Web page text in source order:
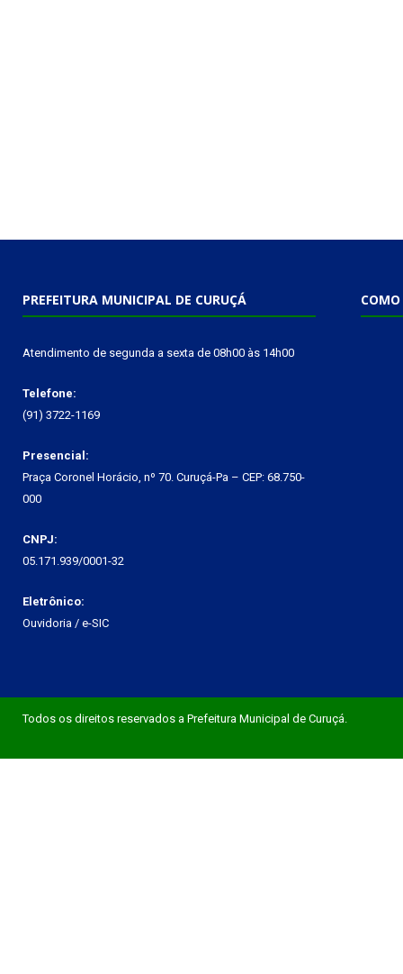
PREFEITURA MUNICIPAL DE CURUÇÁ
Atendimento de segunda a sexta de 08h00 às 14h00
Telefone:
(91) 3722-1169
Presencial:
Praça Coronel Horácio, nº 70. Curuçá-Pa – CEP: 68.750-
000
CNPJ:
05.171.939/0001-32
Eletrônico:
Ouvidoria / e-SIC
COMO
Todos os direitos reservados a Prefeitura Municipal de Curuçá.